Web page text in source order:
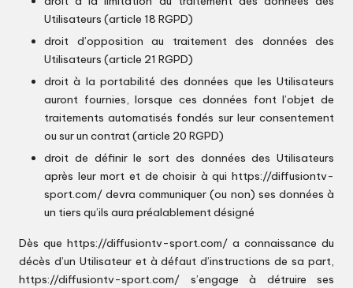
Utilisateurs (article 18 RGPD)
droit d’opposition au traitement des données des
Utilisateurs (article 21 RGPD)
droit à la portabilité des données que les Utilisateurs
auront fournies, lorsque ces données font l’objet de
traitements automatisés fondés sur leur consentement
ou sur un contrat (article 20 RGPD)
droit de définir le sort des données des Utilisateurs
après leur mort et de choisir à qui https://diffusiontv-
sport.com/ devra communiquer (ou non) ses données à
un tiers qu’ils aura préalablement désigné
Dès que https://diffusiontv-sport.com/ a connaissance du
décès d’un Utilisateur et à défaut d’instructions de sa part,
https://diffusiontv-sport.com/ s’engage à détruire ses